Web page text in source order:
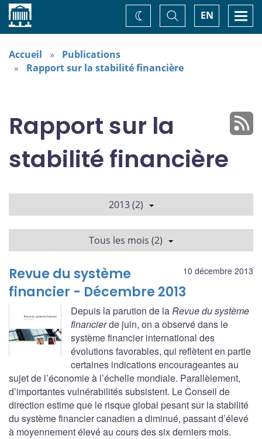
Accueil EN
Basculer
la
recherche
Changez
de
Accueil
Publications
Rapport sur la stabilité financière
Rapport sur la
stabilité financière
2013 (2)
Tous les mois (2)
10 décembre 2013
Revue du système
financier - Décembre 2013
Depuis la parution de laRevue du système
financierde juin, on a observé dans le
système financier international des
évolutions favorables, qui reflètent en partie
certaines indications encourageantes au
sujet de l’économie à l’échelle mondiale. Parallèlement,
d’importantes vulnérabilités subsistent. Le Conseil de
direction estime que le risque global pesant sur la stabilité
du système financier canadien a diminué, passant d’élevé
à moyennement élevé au cours des six derniers mois.